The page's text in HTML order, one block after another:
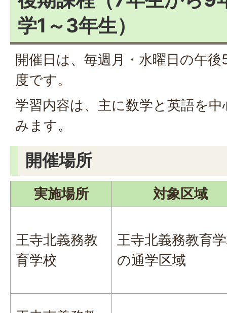
学1～3年生）
開催日は、毎週月・水曜日の午
度です。
学習内容は、主に数学と英語を
みます。
開催場所
実施場所 対象区域
王寺北義務教
育学校
王寺北義務教育
の通学区域